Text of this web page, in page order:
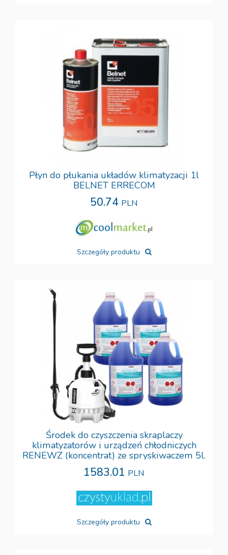
Płyn do płukania układów klimatyzacji 1l
BELNET ERRECOM
50.74 PLN
Szczegóły produktu
Środek do czyszczenia skraplaczy
klimatyzatorów i urządzeń chłodniczych
RENEWZ (koncentrat) ze spryskiwaczem 5l.
1583.01 PLN
Szczegóły produktu